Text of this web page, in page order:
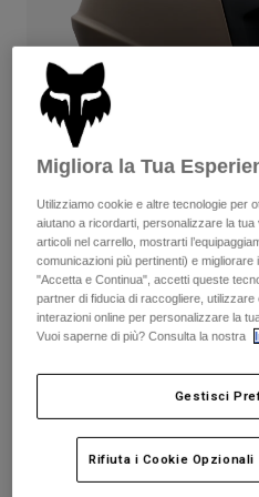
Pantaloni
Pantaloncini
Giacche
Guanti
Protezioni
Maschere
Calze
Accessori
Parti di ricambio
Pantaloni
Guanti
Maschere
Calze
Borse e accessori
Parti di ricambio
Camicie
Vedi tutto
Donna
T-shirt
Felpe
Giacche
Pantaloni & Pantaloncini
Camicie
Protezioni
Maschere
Calze
Vedi tutto
Moto
Caschi
Maglie​
Pantaloni
Stivali
Casco Proframe
Prodotto n.38343
€ 299.99
Migliora la Tua
Utilizziamo cookie e altre tecnologie per
aiutano a ricordarti, personalizzare la
articoli nel carrello, mostrarti
comunicazioni più pertinenti) e
"Accetta e Continua", accetti queste
partner di fiducia di raccogliere,
interazioni online per personalizzare la
Vuoi saperne di più? Consulta la nostra
Gestisci
Rifiuta i Cookie Opzionali